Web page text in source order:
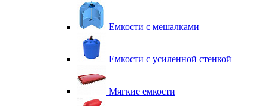
Емкости с мешалками
Емкости с усиленной стенкой
Мягкие емкости